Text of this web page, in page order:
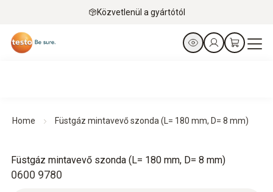
Közvetlenül a gyártótól
Home Füstgáz mintavevő szonda (L= 180 mm, D= 8 mm)
0600 9780
Füstgáz mintavevő szonda (L= 180 mm, D= 8 mm)